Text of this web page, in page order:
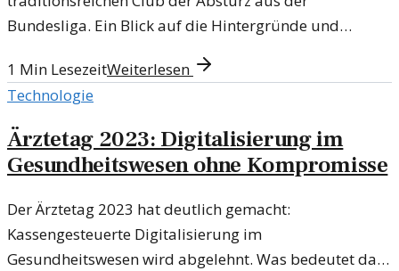
Bundesliga. Ein Blick auf die Hintergründe und
1 Min LesezeitWeiterlesen
Technologie
Ärztetag 2023: Digitalisierung im
Gesundheitswesen ohne Kompromisse
Der Ärztetag 2023 hat deutlich gemacht:
Kassengesteuerte Digitalisierung im
Gesundheitswesen wird abgelehnt. Was bedeutet das